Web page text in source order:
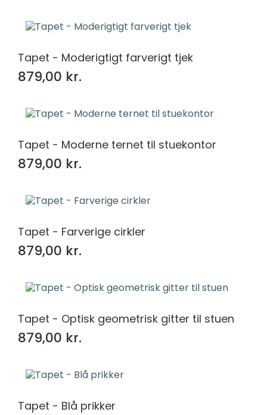
Tapet - Moderigtigt farverigt tjek
879,00 kr.
Tapet - Moderne ternet til stuekontor
879,00 kr.
Tapet - Farverige cirkler
879,00 kr.
Tapet - Optisk geometrisk gitter til stuen
879,00 kr.
Tapet - Blå prikker